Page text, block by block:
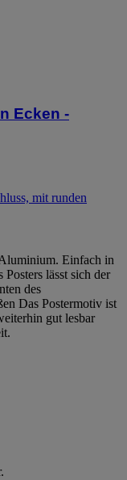
Ecken -
mit runden
Einfach in
lässt sich der
des
Das Postermotiv ist
gut lesbar